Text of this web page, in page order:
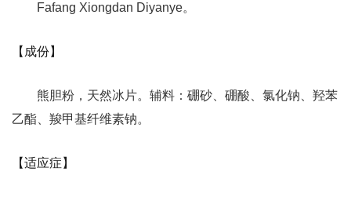
Fafang Xiongdan Diyanye。
【成份】
熊胆粉，天然冰片。辅料：硼砂、硼酸、氯化钠、羟苯
乙酯、羧甲基纤维素钠。
【适应症】